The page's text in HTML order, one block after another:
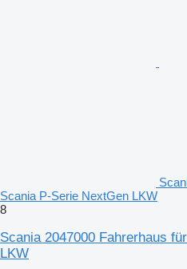
Scania P-Serie NextGen LKW
8
Scania 2047000 Fahrerhaus
LKW